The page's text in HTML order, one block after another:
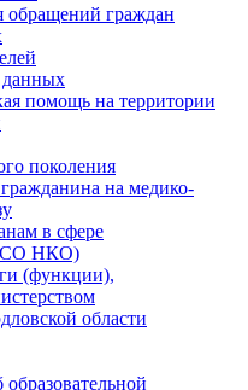
обращений граждан
данных
помощь на территории
поколения
на медико-
в сфере
СО НКО)
(функции),
области